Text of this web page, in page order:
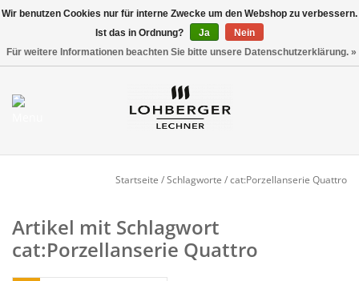
Mein Konto / Kundenkonto
NEU
Startseite /Schlagworte /cat:Porzellanserie Quattro
Artikel mit Schlagwort
cat:Porzellanserie Quattro
Wir benutzen Cookies nur für interne Zwecke um den Webshop zu verbessern.
Ist das in Ordnung?
Ja
Nein
Für weitere Informationen beachten Sie bitte unsere Datenschutzerklärung. »